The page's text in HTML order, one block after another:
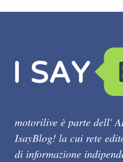
motorilive è parte dell'
IsayBlog! la cui rete
di informazione